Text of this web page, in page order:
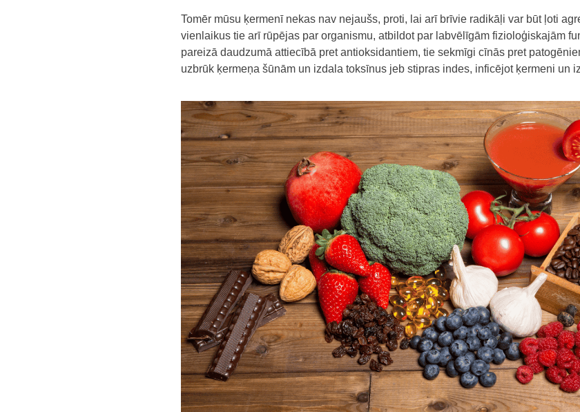
Tomēr mūsu ķermenī nekas nav nejaušs, proti, lai arī brīvie radikāļi var būt ļoti
vienlaikus tie arī rūpējas par organismu, atbildot par labvēlīgām fizioloģiskajām
pareizā daudzumā attiecībā pret antioksidantiem, tie sekmīgi cīnās pret
uzbrūk ķermeņa šūnām un izdala toksīnus jeb stipras indes, inficējot ķermeni un